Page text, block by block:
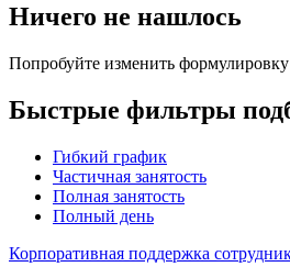
Ничего не нашлось
Попробуйте изменить
Быстрые фильтры
Гибкий график
Частичная занятость
Полная занятость
Полный день
Корпоративная поддержка